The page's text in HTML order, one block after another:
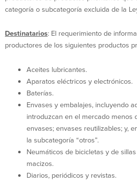
categoría o subcategoría excluida de la
Destinatarios: El requerimiento de
productores de los siguientes productos
Aceites lubricantes.
Aparatos eléctricos y electrónicos.
Baterías.
Envases y embalajes, incluyendo
introduzcan en el mercado menos
envases; envases reutilizables; y,
la subcategoría “otros”.
Neumáticos de bicicletas y de
macizos.
Diarios, periódicos y revistas.